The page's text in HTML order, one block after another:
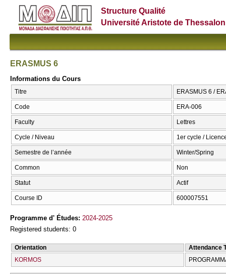
Structure Qualité
Université Aristote de
ERASMUS 6
Informations du Cours
Titre ERASMUS 6 /
Code ERA-006
Faculty Lettres
Cycle / Niveau 1er cycle /
Semestre de l’année Winter/Spring
Common Non
Statut Actif
Course ID 600007551
Programme d' Études: 2024-2025
Registered students: 0
Orientation
Attendance
KORMOS